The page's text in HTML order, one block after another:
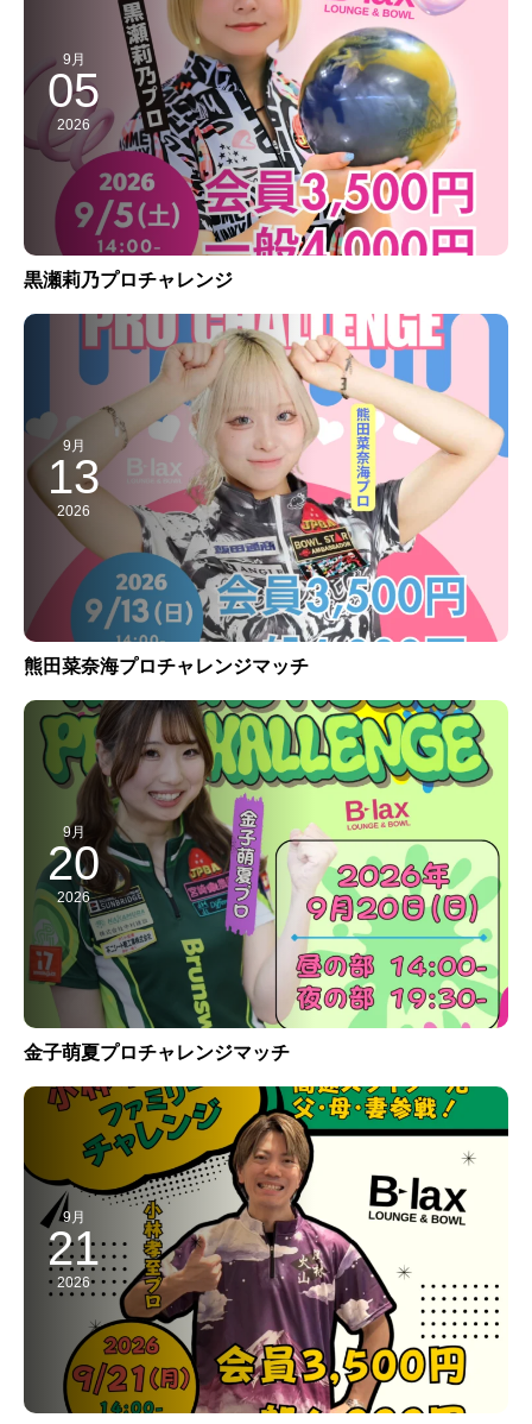
9月
05
2026
黒瀬莉乃プロチャレンジ
9月
13
2026
熊田菜奈海プロチャレンジマッチ
9月
20
2026
金子萌夏プロチャレンジマッチ
9月
21
2026